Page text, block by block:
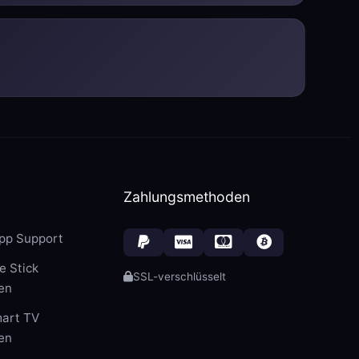
Support
Stick
TV
Zahlungsmethoden
SSL-verschlüsselt